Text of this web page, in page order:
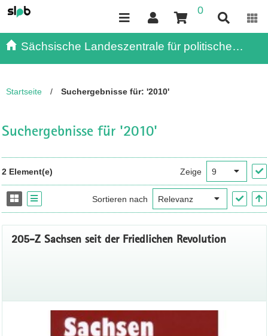
0
Sächsische Landeszentrale für politische
Startseite / Suchergebnisse für: '2010'
Suchergebnisse für '2010'
2 Element(e) Zeige
Sortieren nach
205-Z Sachsen seit der Friedlichen Revolution